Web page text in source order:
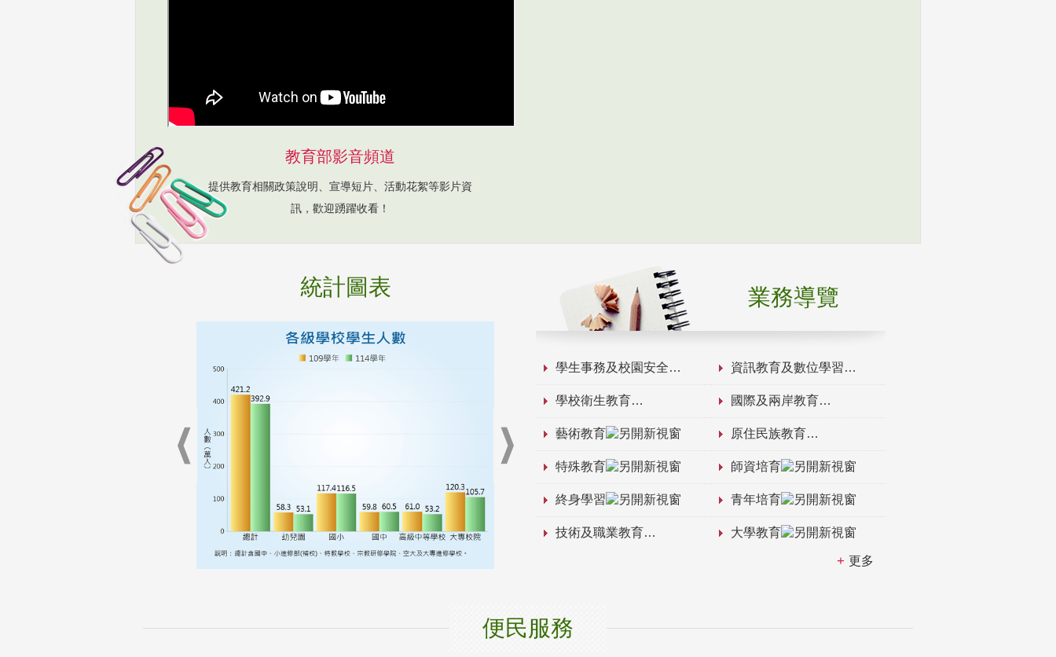
教育部影音頻道
提供教育相關政策說明、宣導短片、活動花絮等影片資
訊，歡迎踴躍收看！
統計圖表 業務導覽
學生事務及校園安全 資訊教育及數位學習
學校衛生教育 國際及兩岸教育
藝術教育 原住民族教育
特殊教育 師資培育
終身學習 青年培育
技術及職業教育 大學教育
更多
便民服務